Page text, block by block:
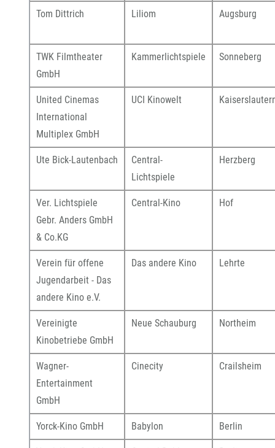
Tom Dittrich Liliom Augsburg
TWK Filmtheater
GmbH
Kammerlichtspiele Sonneberg
United Cinemas
International
Multiplex GmbH
UCI Kinowelt
Ute Bick-Lautenbach
Central-
Lichtspiele
Herzberg
Ver. Lichtspiele
Gebr. Anders GmbH
& Co.KG
Central-Kino Hof
Verein für offene
Jugendarbeit - Das
andere Kino e.V.
Das andere Kino Lehrte
Vereinigte
Kinobetriebe GmbH
Neue Schauburg Northeim
Wagner-
Entertainment
GmbH
Cinecity Crailsheim
Yorck-Kino GmbH Babylon Berlin